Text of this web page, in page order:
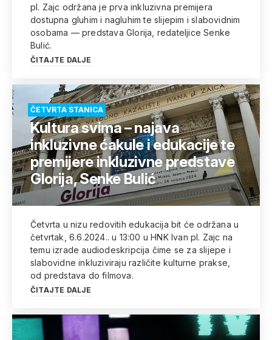
pl. Zajc održana je prva inkluzivna premijera
dostupna gluhim i nagluhim te slijepim i slabovidnim
osobama — predstava Glorija, redateljice Senke
Bulić.
ČITAJTE DALJE
ČETVRTA STANICA
Kultura svima – najava
inkluzivne ćakule i edukacije te
premijere inkluzivne predstave
Glorija, Senke Bulić
Četvrta u nizu redovitih edukacija bit će održana u
četvrtak, 6.6.2024.. u 13:00 u HNK Ivan pl. Zajc na
temu izrade audiodeskripcija čime se za slijepe i
slabovidne inkluziviraju različite kulturne prakse,
od predstava do filmova.
ČITAJTE DALJE